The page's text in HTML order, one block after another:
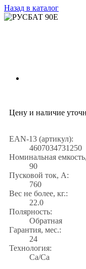
Назад в каталог
Цену и наличие
EAN-13 (артикул):
4607034731250
Номинальная
90
Пусковой ток, А:
760
Вес не более, кг.:
22.0
Полярность:
Обратная
Гарантия, мес.:
24
Технология:
Са/Са